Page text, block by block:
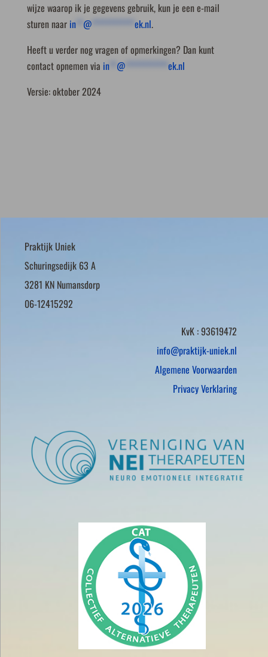
wijze waarop ik je gegevens gebruik, kun je een e-mail
sturen naar in** @************ ek.nl.
Heeft u verder nog vragen of opmerkingen? Dan kunt
contact opnemen via in** @************ ek.nl
Versie: oktober 2024
Praktijk Uniek
Schuringsedijk 63 A
3281 KN Numansdorp
06-12415292
KvK : 93619472
info@praktijk-uniek.nl
Algemene Voorwaarden
Privacy Verklaring